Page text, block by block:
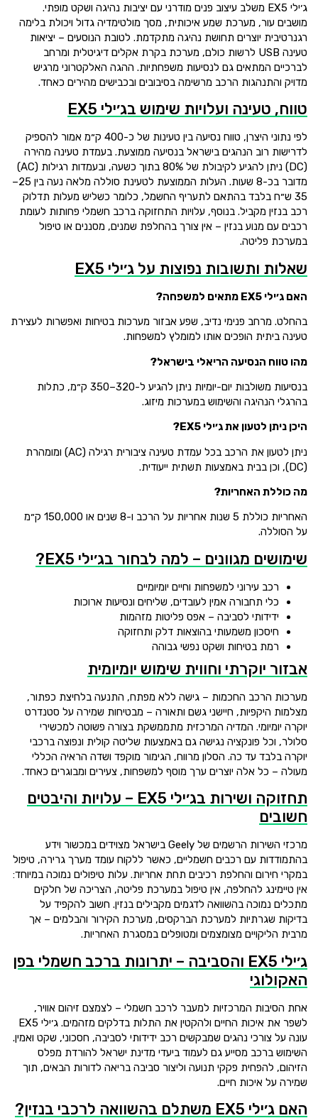
ג׳ילי EX5 משלב עיצוב פנים מודרני עם יציבות נהיגה ושקט מופתי.
מושבים עור, מערכת שמע איכותית, מסך מולטימדיה גדול ויכולת בלימה
רגנרטיבית יוצרים תחושת נהיגה מתקדמת. לטובת הנוסעים – יציאות
טעינה USB לרשות כולם, מערכת בקרת אקלים דיגיטלית ומרחב
לברכיים המתאים גם לנסיעות משפחתיות. ההגה האלקטרוני מרגיש
מדויק והתנהגות הרכב מרשימה בסיבובים ובכבישים מהירים כאחד.
טווח, טעינה ועלויות שימוש בג׳ילי EX5
לפי נתוני היצרן, טווח נסיעה בין טעינות של כ-400 ק״מ אמור להספיק
לדרישות רוב הנהגים בישראל בנסיעה ממוצעת. בעמדת טעינה מהירה
(DC) ניתן להגיע לקיבולת של 80% בתוך כשעה, ובעמדות רגילות (AC)
מדובר בכ-8 שעות. העלות הממוצעת לטעינת סוללה מלאה נעה בין 25–
35 ש״ח בלבד בהתאם לתעריף החשמל, כלומר כשליש מעלות תדלוק
רכב בנזין מקביל. בנוסף, עלויות התחזוקה ברכב חשמלי פחותות לעומת
רכבים עם מנוע בנזין – אין צורך בהחלפת שמנים, מסננים או טיפול
במערכת פליטה.
שאלות ותשובות נפוצות על ג׳ילי EX5
האם ג׳ילי EX5 מתאים למשפחה?
בהחלט. מרחב פנימי נדיב, שפע אבזור מערכות בטיחות ואפשרות לעצירת
טעינה ביתית הופכים אותו למומלץ למשפחות.
מהו טווח הנסיעה הריאלי בישראל?
בנסיעות משולבות יום-יומיות ניתן להגיע ל-320–350 ק״מ, כתלות
בהרגלי הנהיגה והשימוש במערכות מיזוג.
היכן ניתן לטעון את ג׳ילי EX5?
ניתן לטעון את הרכב בכל עמדת טעינה ציבורית רגילה (AC) ומומהרת
(DC), וכן בבית באמצעות תשתית ייעודית.
מה כוללת האחריות?
האחריות כוללת 5 שנות אחריות על הרכב ו-8 שנים או 150,000 ק״מ
על הסוללה.
שימושים מגוונים – למה לבחור בג׳ילי EX5?
רכב עירוני למשפחות וחיים יומיומיים
כלי תחבורה אמין לעובדים, שליחים ונסיעות ארוכות
ידידותי לסביבה – אפס פליטות מזהמות
חיסכון משמעותי בהוצאות דלק ותחזוקה
רמת בטיחות ושקט נפשי גבוהה
אבזור יוקרתי וחווית שימוש יומיומית
מערכות הרכב החכמות – גישה ללא מפתח, התנעה בלחיצת כפתור,
מצלמות היקפיות, חיישני גשם ותאורה – מבטיחות שמירה על סטנדרט
יוקרה יומיומי. המדיה המרכזית מתממשקת בצורה פשוטה למכשירי
סלולר, וכל פונקציה נגישה גם באמצעות שליטה קולית ונפוצה ברכבי
יוקרה בלבד עד כה. הסלון מרווח, הגימור מוקפד ושדה הראיה הכללי
מעולה – כל אלה יוצרים ערך מוסף למשפחות, צעירים ומבוגרים כאחד.
תחזוקה ושירות בג׳ילי EX5 – עלויות והיבטים
חשובים
מרכזי השירות הרשמים של Geely בישראל מצוידים במכשור וידע
בהתמודדות עם רכבים חשמליים, כאשר ללקוח עומד מערך גרירה, טיפול
במקרי חירום והחלפת רכיבים תחת אחריות. עלות טיפולים נמוכה במיוחד:
אין טיימינג להחלפה, אין טיפול במערכת פליטה, הצריכה של חלקים
מתכלים נמוכה בהשוואה לדגמים מקבילים בנזין. חשוב להקפיד על
בדיקות שגרתיות למערכת הברקסים, מערכת הקירור והבלמים – אך
מרבית הליקויים מצומצמים ומטופלים במסגרת האחריות.
ג׳ילי EX5 והסביבה – יתרונות ברכב חשמלי בפן
האקולוגי
אחת הסיבות המרכזיות למעבר לרכב חשמלי – לצמצם זיהום אוויר,
לשפר את איכות החיים ולהקטין את התלות בדלקים מזהמים. ג׳ילי EX5
עונה על צורכי נהגים שמבקשים רכב ידידותי לסביבה, חסכוני, שקט ואמין.
השימוש ברכב מסייע גם לעמוד ביעדי מדינת ישראל להורדת מפלס
הזיהום, להפחית פקקי תנועה וליצור סביבה בריאה לדורות הבאים, תוך
שמירה על איכות חיים.
האם ג׳ילי EX5 משתלם בהשוואה לרכבי בנזין?